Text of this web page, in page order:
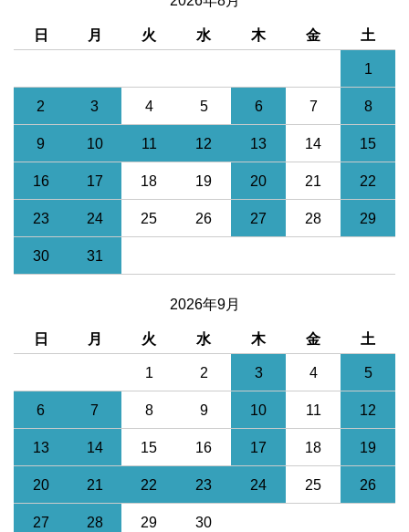
日 月 火 水 木 金 土
1
2 3 4 5 6 7 8
9 10 11 12 13 14 15
16 17 18 19 20 21 22
23 24 25 26 27 28 29
30 31
2026年9月
日 月 火 水 木 金 土
1 2 3 4 5
6 7 8 9 10 11 12
13 14 15 16 17 18 19
20 21 22 23 24 25 26
27 28 29 30